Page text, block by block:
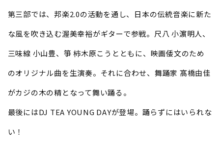
第三部では、邦楽2.0の活動を通し、日本の伝統音楽に新た
な風を吹き込む渥美幸裕がギターで参戦。尺八 小濵明人、
三味線 小山豊、箏 柿木原こうとともに、映画倭文のため
のオリジナル曲を生演奏。それに合わせ、舞踊家 髙橋由佳
がカジの木の精となって舞い踊る。
最後にはDJ TEA YOUNG DAYが登場。踊らずにはいられな
い！